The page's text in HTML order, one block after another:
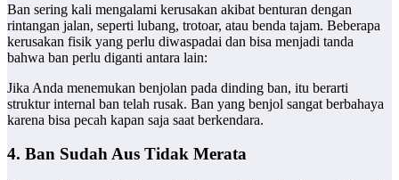
Ban sering kali mengalami kerusakan akibat benturan dengan
rintangan jalan, seperti lubang, trotoar, atau benda tajam. Beberapa
kerusakan fisik yang perlu diwaspadai dan bisa menjadi tanda
bahwa ban perlu diganti antara lain:
Jika Anda menemukan benjolan pada dinding ban, itu berarti
struktur internal ban telah rusak. Ban yang benjol sangat berbahaya
karena bisa pecah kapan saja saat berkendara.
4. Ban Sudah Aus Tidak Merata